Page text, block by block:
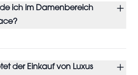
ich im Damenbereich
der Einkauf von Luxus